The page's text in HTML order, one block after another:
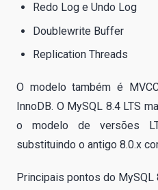
Redo Log e Undo Log
Doublewrite Buffer
Replication Threads
O modelo também é
InnoDB. O MySQL 8.4 LTS
o modelo de versões
substituindo o antigo 8.0.x
Principais pontos do MySQL